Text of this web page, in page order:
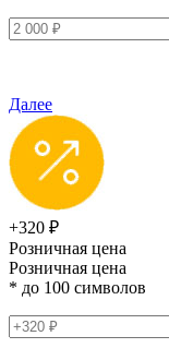
Далее
+320 ₽
Розничная цена
Розничная цена
* до 100 символов